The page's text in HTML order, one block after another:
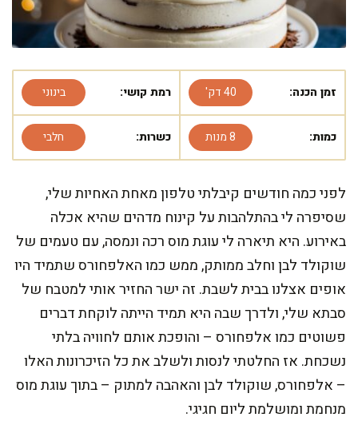
זמן הכנה: 40 דק' רמת קושי: בינוני
כמות: 8 מנות כשרות: חלבי
לפני כמה חודשים קיבלתי טלפון מאחת האחיות שלי,
שסיפרה לי בהתלהבות על קינוח מדהים שהיא אכלה
באירוע. היא תיארה לי עוגת מוס רכה ונמסה, עם טעמים של
שוקולד לבן וחלב ממותק, ממש כמו האלפחורס שתמיד היו
אופים אצלנו בבית לשבת. זה ישר החזיר אותי למטבח של
סבתא שלי, ולדרך שבה היא תמיד הייתה לוקחת דברים
פשוטים כמו אלפחורס – והופכת אותם לחוויה בלתי
נשכחת. אז החלטתי לנסות ולשלב את כל הזיכרונות האלו
– אלפחורס, שוקולד לבן והאהבה למתוק – בתוך עוגת מוס
מנחמת ומושלמת ליום חגיגי.